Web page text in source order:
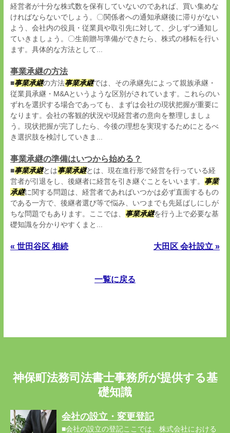
経営者が十分な株式数を保有していないのであれば、買い集めな
ければならないでしょう。〇関係者への通知承継後に滞りがない
よう、会社内の役員・従業員や取引先に対して、少しずつ通知し
ていきましょう。〇生前贈与準備ができたら、株式の移転を行い
ます。具体的な方法として...
事業承継の方法
■事業承継の方法事業承継では、その承継先によって親族承継・
従業員承継・M&Aというような区別がされています。これらのい
ずれを選択する場合であっても、まずは会社の現状把握が重要に
なります。会社の客観的状況や現経営者の意向を整理しましょ
う。現状把握が完了したら、今後の理想を実現するためにとるべ
き選択肢を検討していきま...
事業承継の準備はいつから始める？
■事業承継とは事業承継とは、現在進行形で経営を行っている経
営者が引退をし、後継者に経営を引き継ぐことをいいます。 事業
承継に関する問題は、経営者であればいつかは必ず直面するもの
である一方で、後継者選び等で悩み、いつまでも先延ばしにしが
ちな問題でもあります。ここでは、 事業承継を行う上で必要な基
礎知識を分かりやすくまと...
« 世田谷区 相続 大田区 会社設立 »
一覧に戻る
神保町法務司法書士事務所が提供する基
礎知識
会社の設立・変更登記
■会社の設立の登記ここでは、株式会社における